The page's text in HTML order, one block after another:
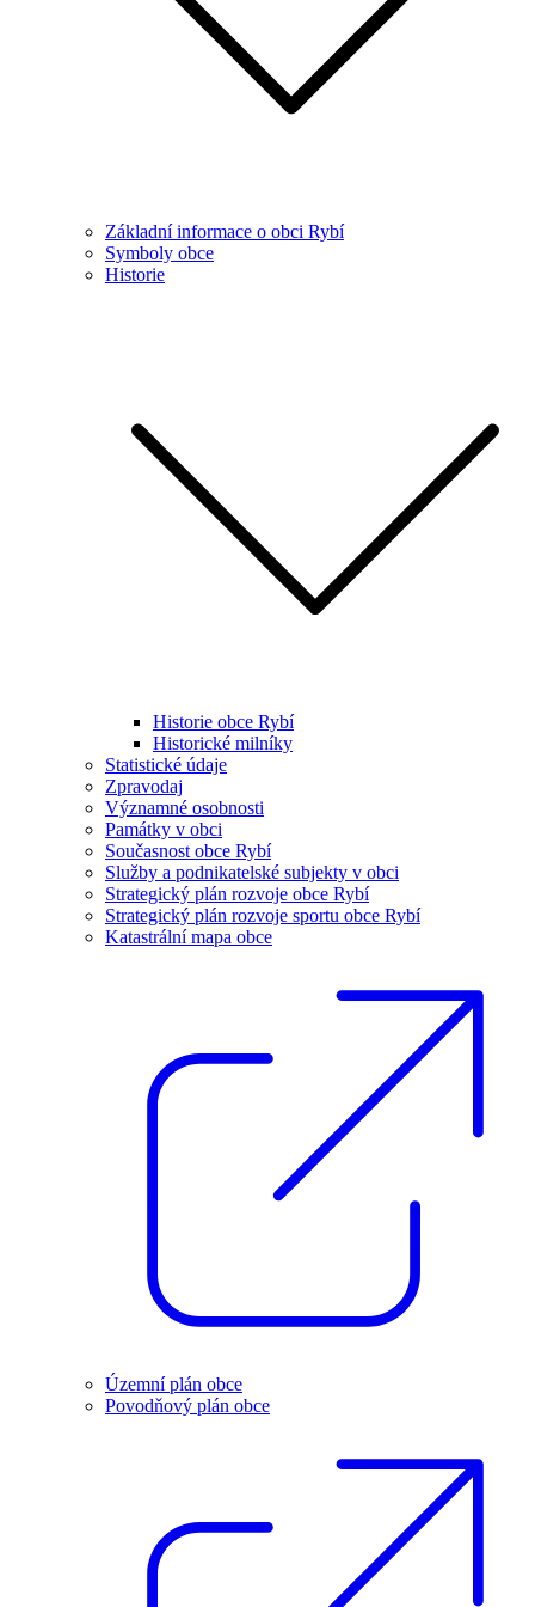
Základní informace o obci Rybí
Symboly obce
Historie
Historie obce Rybí
Historické milníky
Statistické údaje
Zpravodaj
Významné osobnosti
Památky v obci
Současnost obce Rybí
Služby a podnikatelské subjekty v obci
Strategický plán rozvoje obce Rybí
Strategický plán rozvoje sportu obce Rybí
Katastrální mapa obce
Územní plán obce
Povodňový plán obce